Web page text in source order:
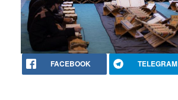
FACEBOOK TELEGRAM